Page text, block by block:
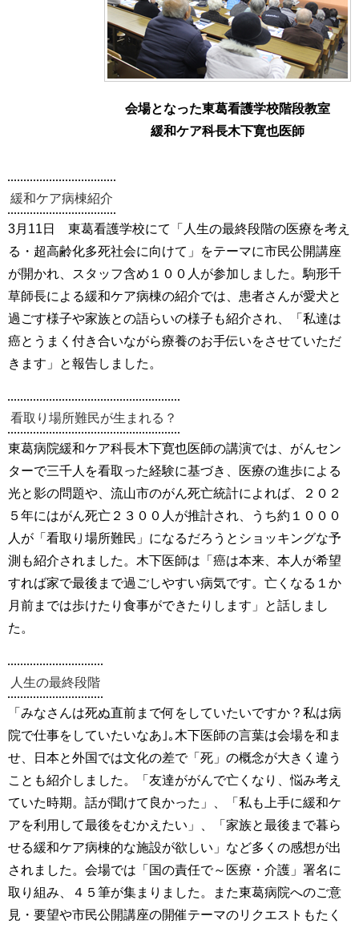
会場となった東葛看護学校階段教室
緩和ケア科長木下寛也医師
緩和ケア病棟紹介
3月11日 東葛看護学校にて「人生の最終段階の医療を考え
る・超高齢化多死社会に向けて」をテーマに市民公開講座
が開かれ、スタッフ含め１００人が参加しました。駒形千
草師長による緩和ケア病棟の紹介では、患者さんが愛犬と
過ごす様子や家族との語らいの様子も紹介され、「私達は
癌とうまく付き合いながら療養のお手伝いをさせていただ
きます」と報告しました。
看取り場所難民が生まれる？
東葛病院緩和ケア科長木下寛也医師の講演では、がんセン
ターで三千人を看取った経験に基づき、医療の進歩による
光と影の問題や、流山市のがん死亡統計によれば、２０２
５年にはがん死亡２３００人が推計され、うち約１０００
人が「看取り場所難民」になるだろうとショッキングな予
測も紹介されました。木下医師は「癌は本来、本人が希望
すれば家で最後まで過ごしやすい病気です。亡くなる１か
月前までは歩けたり食事ができたりします」と話しまし
た。
人生の最終段階
「みなさんは死ぬ直前まで何をしていたいですか？私は病
院で仕事をしていたいなあ｣｡木下医師の言葉は会場を和ま
せ、日本と外国では文化の差で「死」の概念が大きく違う
ことも紹介しました。「友達ががんで亡くなり、悩み考え
ていた時期。話が聞けて良かった」、「私も上手に緩和ケ
アを利用して最後をむかえたい」、「家族と最後まで暮ら
せる緩和ケア病棟的な施設が欲しい」など多くの感想が出
されました。会場では「国の責任で～医療・介護」署名に
取り組み、４５筆が集まりました。また東葛病院へのご意
見・要望や市民公開講座の開催テーマのリクエストもたく